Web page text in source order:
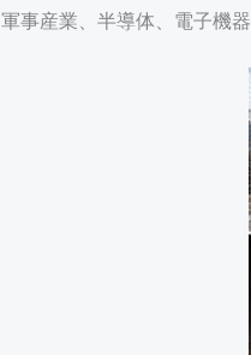
軍事産業、半導体、電子機